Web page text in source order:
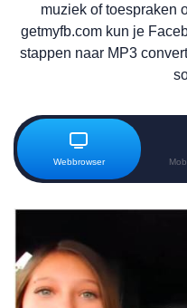
muziek of toespraken
getmyfb.com kun je
stappen naar MP3
Webbrowser